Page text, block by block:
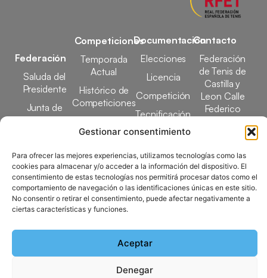
Gestionar consentimiento
Para ofrecer las mejores experiencias, utilizamos tecnologías como las
cookies para almacenar y/o acceder a la información del dispositivo. El
consentimiento de estas tecnologías nos permitirá procesar datos como el
comportamiento de navegación o las identificaciones únicas en este sitio.
No consentir o retirar el consentimiento, puede afectar negativamente a
ciertas características y funciones.
Aceptar
Denegar
Federación
Saluda del
Presidente
Junta de
Gobierno
Elecciones
Clubes
Federados
Competiciones
Temporada
Actual
Histórico de
Competiciones
Arbitrales
Documentación
Elecciones
Licencia
Competición
Tecnificación
Docencia
Contacto
Federación
de Tenis de
Castilla y
Leon Calle
Federico
983 24 94 26
Copyright © 2025 Federación de Tenis de Castilla y León |
Desarrollado porTOOOLS